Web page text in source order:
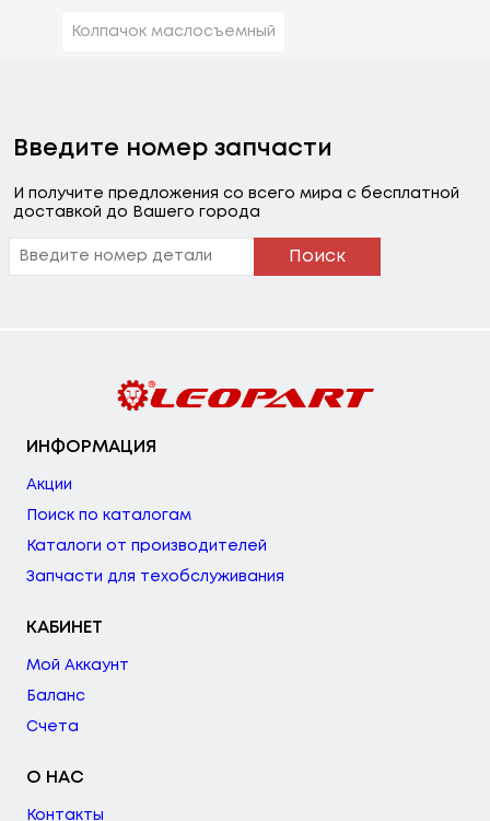
Колпачок маслосъемный
Введите номер запчасти
И получите предложения со всего мира с бесплатной
доставкой до Вашего города
Поиск
ИНФОРМАЦИЯ
Акции
Поиск по каталогам
Каталоги от производителей
Запчасти для техобслуживания
КАБИНЕТ
Мой Аккаунт
Баланс
Счета
О НАС
Контакты